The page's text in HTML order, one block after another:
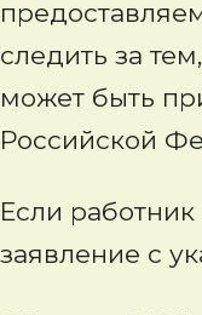
следить за
может быть
Российской
Если
заявление с